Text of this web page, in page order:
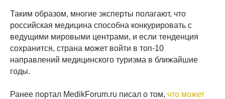
Таким образом, многие эксперты полагают, что
российская медицина способна конкурировать с
ведущими мировыми центрами, и если тенденция
сохранится, страна может войти в топ-10
направлений медицинского туризма в ближайшие
годы.
Ранее портал MedikForum.ru писал о том, что может